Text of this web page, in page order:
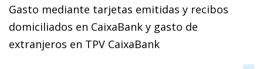
Gasto mediante tarjetas emitidas y recibos
domiciliados en CaixaBank y gasto de
extranjeros en TPV CaixaBank